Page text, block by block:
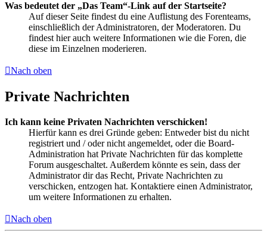
Was bedeutet der „Das Team“-Link auf der Startseite?
Auf dieser Seite findest du eine Auflistung des Forenteams,
einschließlich der Administratoren, der Moderatoren. Du
findest hier auch weitere Informationen wie die Foren, die
diese im Einzelnen moderieren.
Nach oben
Private Nachrichten
Ich kann keine Privaten Nachrichten verschicken!
Hierfür kann es drei Gründe geben: Entweder bist du nicht
registriert und / oder nicht angemeldet, oder die Board-
Administration hat Private Nachrichten für das komplette
Forum ausgeschaltet. Außerdem könnte es sein, dass der
Administrator dir das Recht, Private Nachrichten zu
verschicken, entzogen hat. Kontaktiere einen Administrator,
um weitere Informationen zu erhalten.
Nach oben